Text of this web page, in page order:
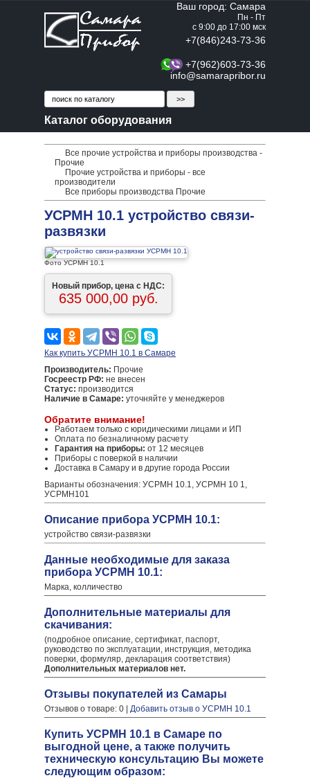
Ваш город: Самара
Пн - Пт
с 9:00 до 17:00 мск
+7(846)243-73-36
+7(962)603-73-36
info@samarapribor.ru
Каталог оборудования
Все прочие устройства и приборы производства -
Прочие
Прочие устройства и приборы - все
производители
Все приборы производства Прочие
УСРМН 10.1 устройство связи-
развязки
Фото УСРМН 10.1
Новый прибор, цена с НДС:
635 000,00 руб.
Как купить УСРМН 10.1 в Самаре
Производитель: Прочие
Госреестр РФ: не внесен
Статус: производится
Наличие в Самаре: уточняйте у менеджеров
Обратите внимание!
Работаем только с юридическими лицами и ИП
Оплата по безналичному расчету
Гарантия на приборы: от 12 месяцев
Приборы с поверкой в наличии
Доставка в Самару и в другие города России
Варианты обозначения: УСРМН 10.1, УСРМН 10 1,
УСРМН101
Описание прибора УСРМН 10.1:
устройство связи-развязки
Данные необходимые для заказа
прибора УСРМН 10.1:
Марка, колличество
Дополнительные материалы для
скачивания:
(подробное описание, сертификат, паспорт,
руководство по эксплуатации, инструкция, методика
поверки, формуляр, декларация соответствия)
Дополнительных материалов нет.
Отзывы покупателей из Самары
Отзывов о товаре: 0 | Добавить отзыв о УСРМН 10.1
Купить УСРМН 10.1 в Самаре по
выгодной цене, а также получить
техническую консультацию Вы можете
следующим образом: